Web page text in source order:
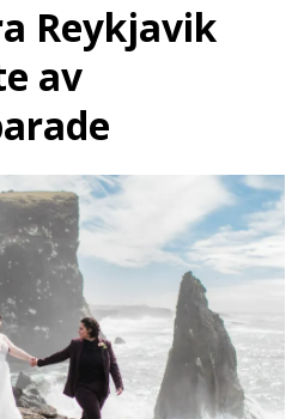
Reykjavik
av